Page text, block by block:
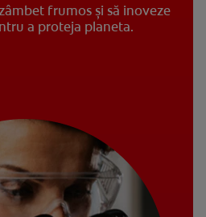
frumos și să inoveze
a proteja planeta.